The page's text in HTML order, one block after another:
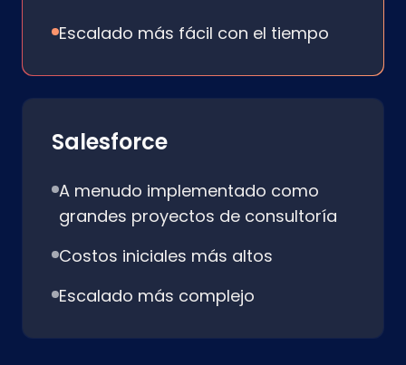
Escalado más fácil con el tiempo
Salesforce
A menudo implementado como
grandes proyectos de consultoría
Costos iniciales más altos
Escalado más complejo